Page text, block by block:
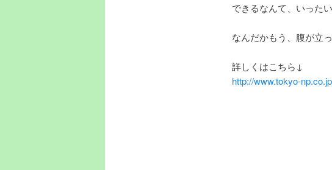
できるなんて、いった
なんだかもう、腹が立
詳しくはこちら↓
http://www.tokyo-